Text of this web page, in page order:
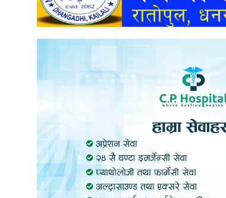
खेलकुद